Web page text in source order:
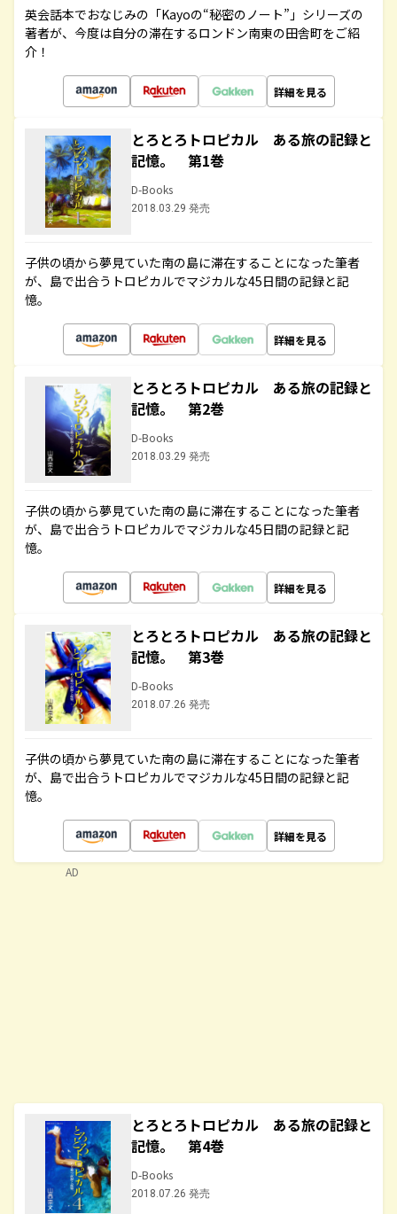
英会話本でおなじみの「Kayoの“秘密のノート”」シリーズの
著者が、今度は自分の滞在するロンドン南東の田舎町をご紹
介！
詳細を見る
とろとろトロピカル ある旅の記録と
記憶。 第1巻
D-Books
2018.03.29 発売
子供の頃から夢見ていた南の島に滞在することになった筆者
が、島で出合うトロピカルでマジカルな45日間の記録と記
憶。
詳細を見る
とろとろトロピカル ある旅の記録と
記憶。 第2巻
D-Books
2018.03.29 発売
子供の頃から夢見ていた南の島に滞在することになった筆者
が、島で出合うトロピカルでマジカルな45日間の記録と記
憶。
詳細を見る
とろとろトロピカル ある旅の記録と
記憶。 第3巻
D-Books
2018.07.26 発売
子供の頃から夢見ていた南の島に滞在することになった筆者
が、島で出合うトロピカルでマジカルな45日間の記録と記
憶。
詳細を見る
とろとろトロピカル ある旅の記録と
記憶。 第4巻
D-Books
2018.07.26 発売
AD